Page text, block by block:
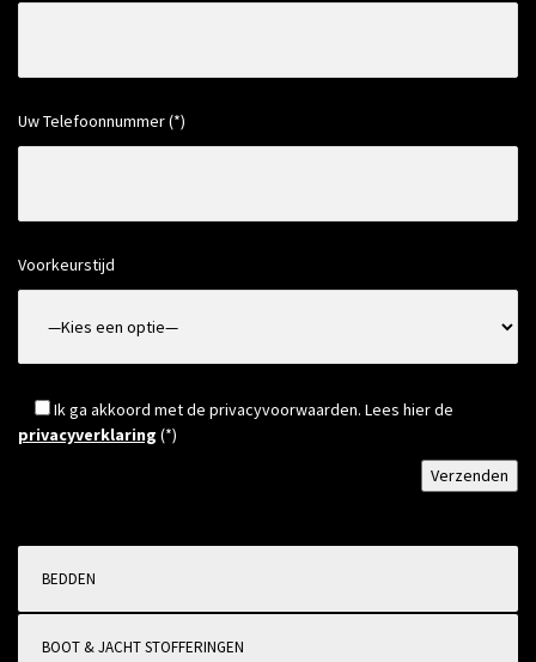
Uw Telefoonnummer (*)
Voorkeurstijd
Ik ga akkoord met de privacyvoorwaarden. Lees hier de
privacyverklaring (*)
BEDDEN
BOOT & JACHT STOFFERINGEN